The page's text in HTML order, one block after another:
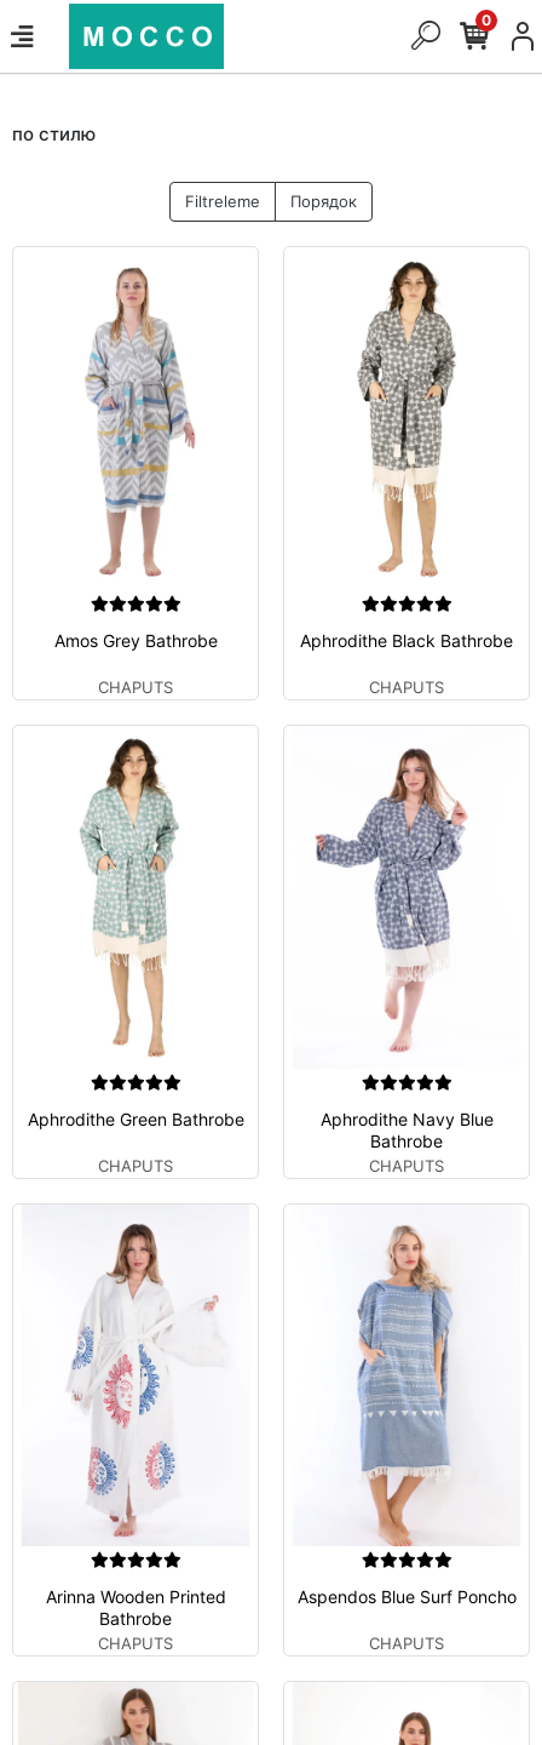
0
по стилю
Filtreleme Порядок
Amos Grey Bathrobe
CHAPUTS
Aphrodithe Black Bathrobe
CHAPUTS
Aphrodithe Green Bathrobe
CHAPUTS
Aphrodithe Navy Blue
Bathrobe
CHAPUTS
Arinna Wooden Printed
Bathrobe
CHAPUTS
Aspendos Blue Surf Poncho
CHAPUTS